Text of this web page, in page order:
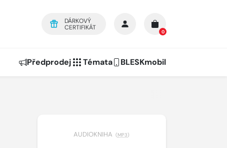
DÁRKOVÝ
CERTIFIKÁT
0
Předprodej Témata BLESKmobil
AUDIOKNIHA (MP3)